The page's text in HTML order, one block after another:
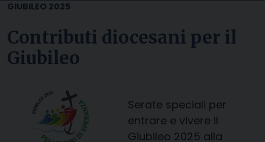
GIUBILEO 2025
Contributi diocesani per il
Giubileo
Serate speciali per
entrare e vivere il
Giubileo 2025 alla